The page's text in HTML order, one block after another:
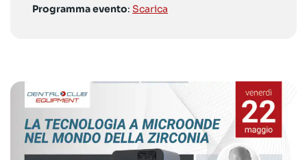
Programma evento: Scarica